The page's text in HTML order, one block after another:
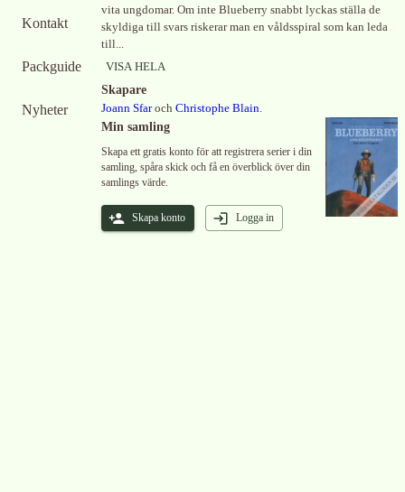
Kontakt
Packguide
Nyheter
vita ungdomar. Om inte Blueberry snabbt lyckas ställa de
skyldiga till svars riskerar man en våldsspiral som kan leda
till...
VISA HELA
Skapare
Joann Sfaroch Christophe Blain.
Min samling
Skapa ett gratis konto för att registrera serier i din
samling, spåra skick och få en överblick över din
samlings värde.
Skapa konto Logga in